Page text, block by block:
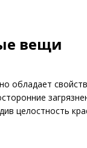
вещи
обладает
целостность